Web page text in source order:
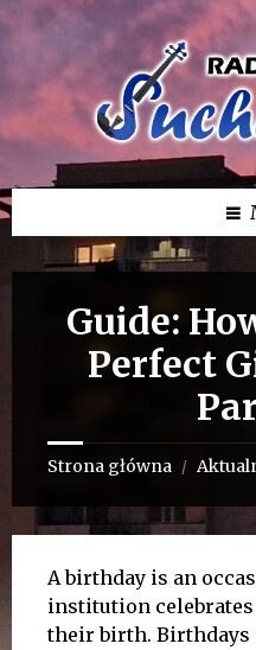
Przejdź
Przejdź
bocznego
Przejdź
Guide:
Perfect
Strona główna /
A birthday is an
institution
their birth. Birthdays